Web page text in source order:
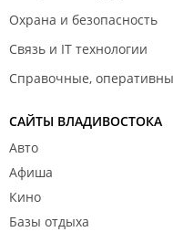
Охрана и безопасность
Связь и IT технологии
Справочные,
САЙТЫ ВЛАДИВОСТОКА
Авто
Афиша
Кино
Базы отдыха